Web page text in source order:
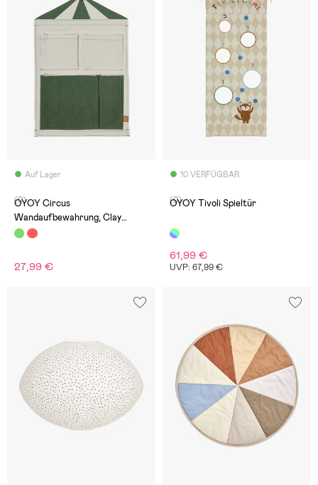
Auf Lager
(0)
OYOY Circus
Wandaufbewahrung, Clay
Green
27,99 €
10 VERFÜGBAR
(0)
OYOY Tivoli Spieltür
61,99 €
UVP: 67,99 €